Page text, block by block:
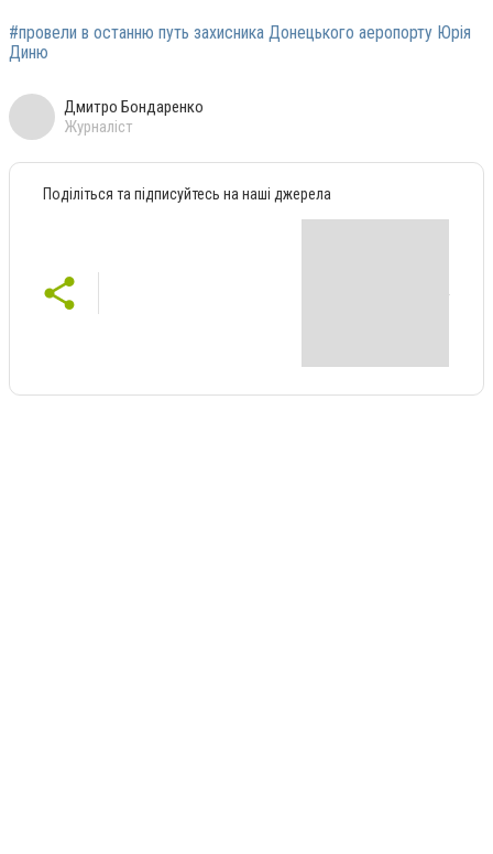
#провели в останню путь захисника Донецького аеропорту Юрія
Диню
Дмитро Бондаренко
Журналіст
Поділіться та підписуйтесь на наші джерела